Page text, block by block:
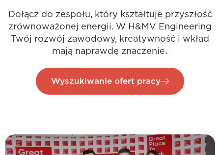
Dołącz do zespołu, który kształtuje przyszłość
zrównoważonej energii. W H&MV Engineering
Twój rozwój zawodowy, kreatywność i wkład
mają naprawdę znaczenie.
Wyszukiwanie ofert pracy